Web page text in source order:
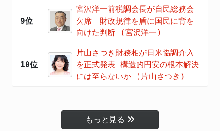
9位
宮沢洋一前税調会長が自民総務会
欠席 財政規律を盾に国民に背を
向けた判断 (宮沢洋一)
10位
片山さつき財務相が日米協調介入
を正式発表―構造的円安の根本解決
には至らないか (片山さつき)
もっと見る